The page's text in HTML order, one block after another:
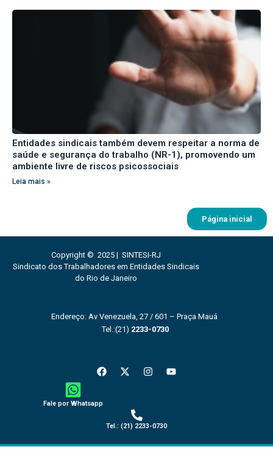
Entidades sindicais também devem respeitar a norma de
saúde e segurança do trabalho (NR-1), promovendo um
ambiente livre de riscos psicossociais
Leia mais »
Página inicial
Copyright © 2025 | SINTESI-RJ
Sindicato dos Trabalhadores em Entidades Sindicais
do Rio de Janeiro
Endereço: Av Venezuela, 27 / 601 – Praça Mauá
Tel.:(21) 2233-0730
F
a
b
o
X
-
t
r
I
n
r
m
Y
o
Fale por Whatsapp
Tel.: (21) 2233-0730